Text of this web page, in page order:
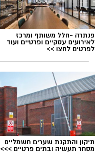
פנתרה -חלל משותף ומרכז
לאירועים עסקיים ופרטיים ועוד
לפרטים לחצו >>
תיקון והתקנת שערים חשמליים
מסחר תעשיה ובתים פרטיים >>>